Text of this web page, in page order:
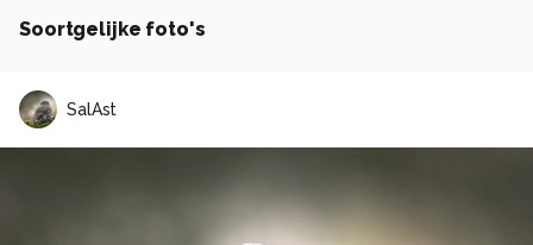
Soortgelijke foto's
SalAst